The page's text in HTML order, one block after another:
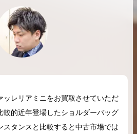
ケリー相場解
ッレリアミニをお買取させていただ
較的近年登場したショルダーバッグ
スタンスと比較すると中古市場では